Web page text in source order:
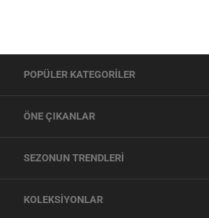
POPÜLER KATEGORİLER
ÖNE ÇIKANLAR
SEZONUN TRENDLERİ
KOLEKSİYONLAR